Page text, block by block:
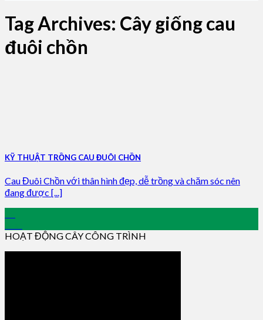
Tag Archives: Cây giống cau
đuôi chồn
KỸ THUẬT TRỒNG CAU ĐUÔI CHỒN
Cau Đuôi Chồn với thân hình đẹp, dễ trồng và chăm sóc nên
đang được [...]
HOẠT ĐỘNG CÂY CÔNG TRÌNH